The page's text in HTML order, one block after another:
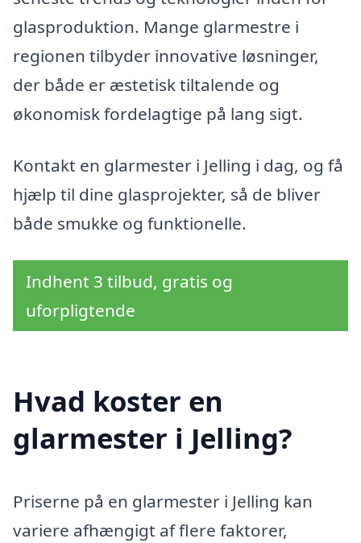
glasproduktion. Mange glarmestre i
regionen tilbyder innovative løsninger,
der både er æstetisk tiltalende og
økonomisk fordelagtige på lang sigt.
Kontakt en glarmester i Jelling i dag, og få
hjælp til dine glasprojekter, så de bliver
både smukke og funktionelle.
Indhent 3 tilbud, gratis og
uforpligtende
Hvad koster en
glarmester i Jelling?
Priserne på en glarmester i Jelling kan
variere afhængigt af flere faktorer,